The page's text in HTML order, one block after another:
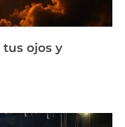
tus ojos y